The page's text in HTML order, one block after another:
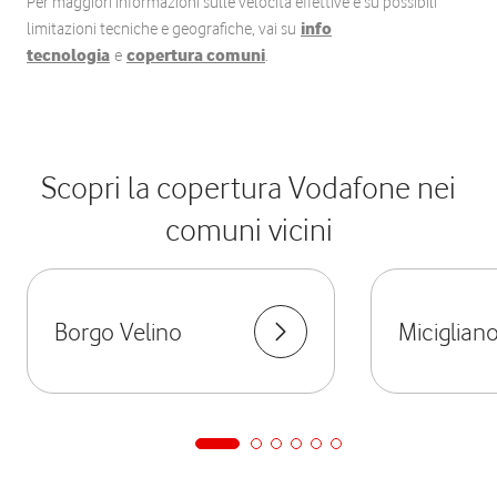
limitazioni tecniche e geografiche, vai su info
tecnologia e copertura comuni.
Scopri la copertura Vodafone nei
comuni vicini
Borgo Velino